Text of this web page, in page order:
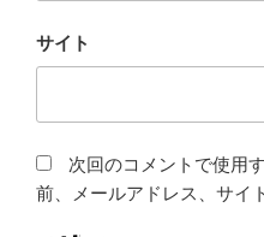
サイト
次回のコメントで使用
前、メールアドレス、サイ